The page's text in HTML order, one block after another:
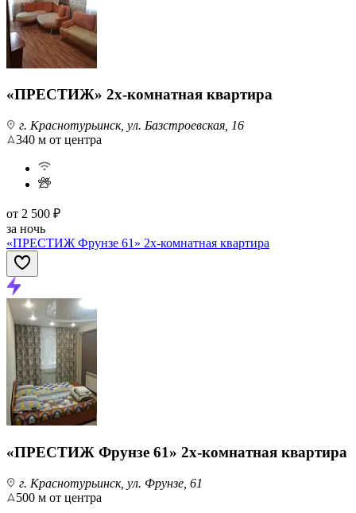
«ПРЕСТИЖ» 2х-комнатная квартира
г. Краснотурьинск, ул. Базстроевская, 16
340 м от центра
от 2 500 ₽
за ночь
«ПРЕСТИЖ Фрунзе 61» 2х-комнатная квартира
«ПРЕСТИЖ Фрунзе 61» 2х-комнатная квартира
г. Краснотурьинск, ул. Фрунзе, 61
500 м от центра